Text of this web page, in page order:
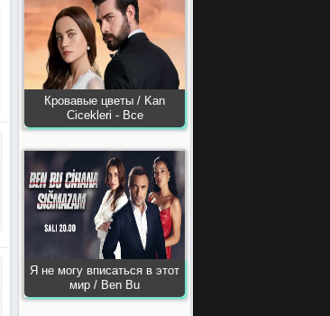
Кровавые цветы / Kan
Сiсekleri - Все
Я не могу вписаться в этот
мир / Ben Bu